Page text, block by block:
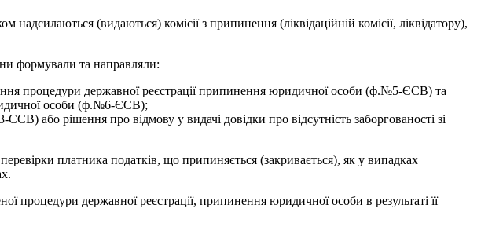
(видаються) комісії з припинення (ліквідаційній комісії, ліквідатору),
формували та направляли:
процедури державної реєстрації припинення юридичної особи (ф.№5-ЄСВ) та
особи (ф.№6-ЄСВ);
або рішення про відмову у видачі довідки про відсутність заборгованості зі
платника податків, що припиняється (закривається), як у випадках
державної реєстрації, припинення юридичної особи в результаті її